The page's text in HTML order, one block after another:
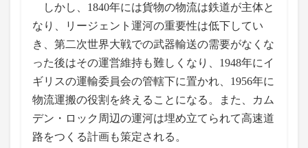
しかし、1840年には貨物の物流は鉄道が主体と
なり、リージェント運河の重要性は低下してい
き、第二次世界大戦での武器輸送の需要がなくな
った後はその運営維持も難しくなり、1948年にイ
ギリスの運輸委員会の管轄下に置かれ、1956年に
物流運搬の役割を終えることになる。また、カム
デン・ロック周辺の運河は埋め立てられて高速道
路をつくる計画も策定される。